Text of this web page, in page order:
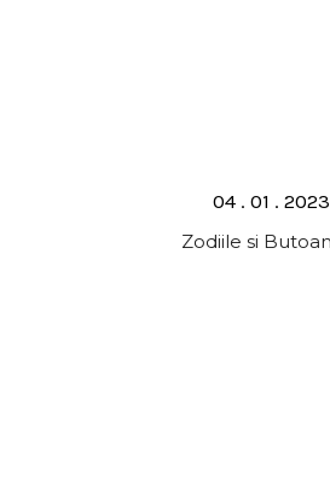
Posted
on
04 . 01 . 2023
Zodiile si